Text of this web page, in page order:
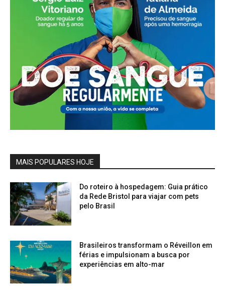
MAIS POPULARES HOJE
Do roteiro à hospedagem: Guia prático
da Rede Bristol para viajar com pets
pelo Brasil
Brasileiros transformam o Réveillon em
férias e impulsionam a busca por
experiências em alto-mar